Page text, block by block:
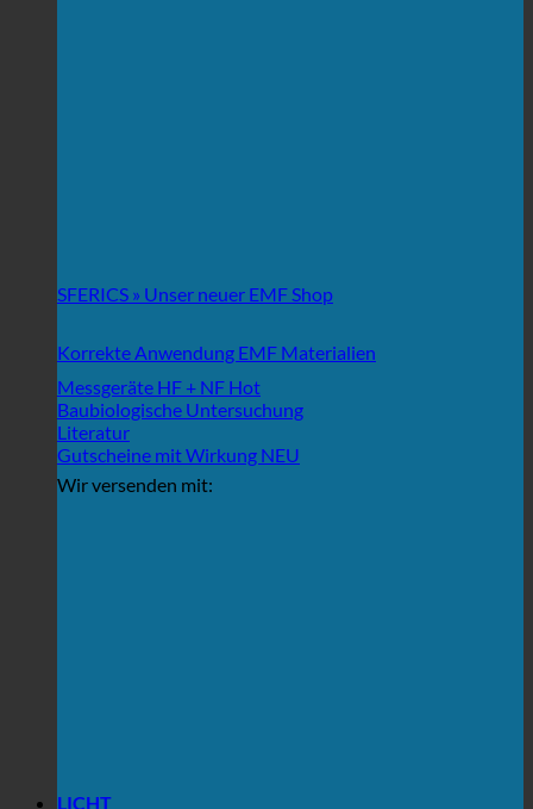
SFERICS » Unser neuer EMF Shop
Korrekte Anwendung EMF Materialien
Messgeräte HF + NF
Baubiologische Untersuchung
Literatur
Gutscheine mit Wirkung
Wir versenden mit:
LICHT